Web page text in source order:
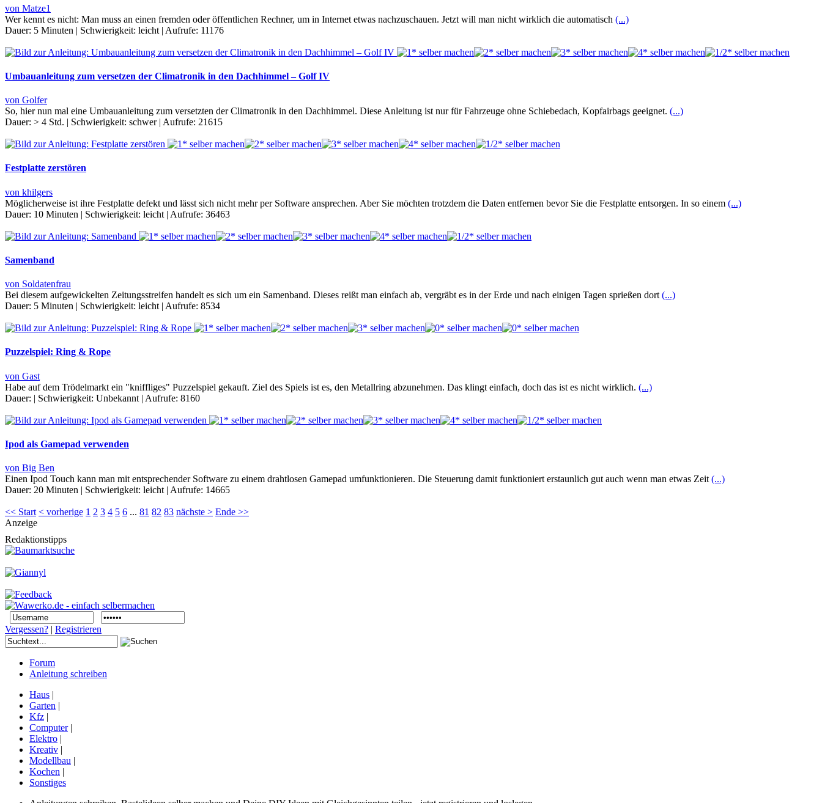
von Matze1
Wer kennt es nicht: Man muss an einen fremden oder öffentlichen Rechner, um in Internet etwas nachzuschauen. Jetzt will man nicht wirklich die automatisch (...)
Dauer: 5 Minuten | Schwierigkeit: leicht | Aufrufe: 11176
Umbauanleitung zum versetzen der Climatronik in den Dachhimmel – Golf IV
von Golfer
So, hier nun mal eine Umbauanleitung zum versetzten der Climatronik in den Dachhimmel. Diese Anleitung ist nur für Fahrzeuge ohne Schiebedach, Kopfairbags geeignet. (...)
Dauer: > 4 Std. | Schwierigkeit: schwer | Aufrufe: 21615
Festplatte zerstören
von khilgers
Möglicherweise ist ihre Festplatte defekt und lässt sich nicht mehr per Software ansprechen. Aber Sie möchten trotzdem die Daten entfernen bevor Sie die Festplatte entsorgen. In so einem (...)
Dauer: 10 Minuten | Schwierigkeit: leicht | Aufrufe: 36463
Samenband
von Soldatenfrau
Bei diesem aufgewickelten Zeitungsstreifen handelt es sich um ein Samenband. Dieses reißt man einfach ab, vergräbt es in der Erde und nach einigen Tagen sprießen dort (...)
Dauer: 5 Minuten | Schwierigkeit: leicht | Aufrufe: 8534
Puzzelspiel: Ring & Rope
von Gast
Habe auf dem Trödelmarkt ein "kniffliges" Puzzelspiel gekauft. Ziel des Spiels ist es, den Metallring abzunehmen. Das klingt einfach, doch das ist es nicht wirklich. (...)
Dauer: | Schwierigkeit: Unbekannt | Aufrufe: 8160
Ipod als Gamepad verwenden
von Big Ben
Einen Ipod Touch kann man mit entsprechender Software zu einem drahtlosen Gamepad umfunktionieren. Die Steuerung damit funktioniert erstaunlich gut auch wenn man etwas Zeit (...)
Dauer: 20 Minuten | Schwierigkeit: leicht | Aufrufe: 14665
<< Start < vorherige 1 2 3 4 5 6 ... 81 82 83 nächste > Ende >>
Anzeige
Redaktionstipps
Vergessen? | Registrieren
Forum
Anleitung schreiben
Haus |
Garten |
Kfz |
Computer|
Elektro |
Kreativ |
Modellbau |
Kochen |
Sonstiges